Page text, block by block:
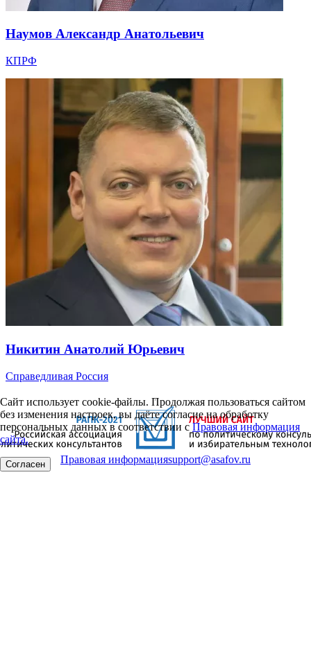
Наумов Александр Анатольевич
КПРФ
Никитин Анатолий Юрьевич
Справедливая Россия
Сайт использует cookie-файлы. Продолжая пользоваться сайтом
без изменения настроек, вы даёте согласие на обработку
персональных данных в соответствии сПравовая информация
сайта.
Согласен Правовая информацияsupport@asafov.ru